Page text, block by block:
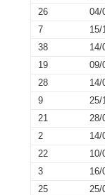
26
04/
7
15/
38
14/
19
09/
28
14/
9
25/
21
28/
2
14/
22
10/
3
16/
25
25/